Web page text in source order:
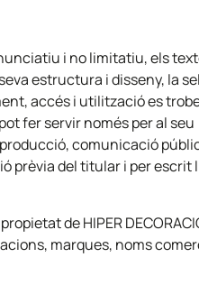
i no limitatiu, els
estructura i disseny, la
accés i utilització es
fer servir només per al seu
comunicació
prèvia del titular i per escrit
de HIPER
marques, noms